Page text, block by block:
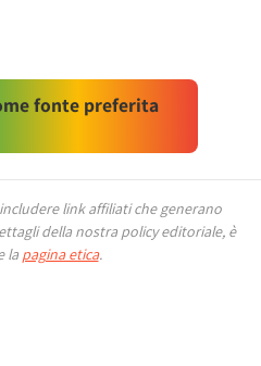
fonte preferita
link affiliati che generano
della nostra policy editoriale, è
la pagina etica.